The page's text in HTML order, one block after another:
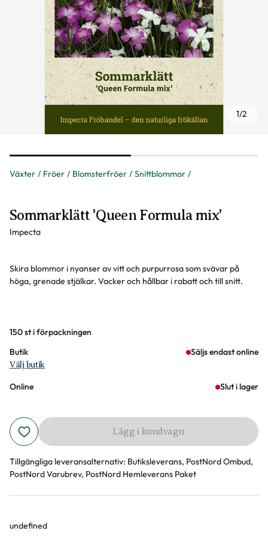
Växter Fröer Blomsterfröer Snittblommor
1/2
Sommarklätt 'Queen Formula mix'
Impecta
Skira blommor i nyanser av vitt och purpurrosa som svävar på
höga, grenade stjälkar. Vacker och hållbar i rabatt och till snitt.
Varianter
150 st i förpackningen
Butik
Säljs endast online
Välj butik
Online Slut i lager
Lägg i kundvagn
Tillgängliga leveransalternativ: Butiksleverans, PostNord Ombud,
PostNord Varubrev, PostNord Hemleverans Paket
Produktinformation
undefined